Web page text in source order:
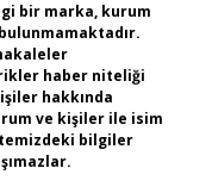
bir marka, kurum
haber niteliği
hakkında
ve kişiler ile isim
bilgiler